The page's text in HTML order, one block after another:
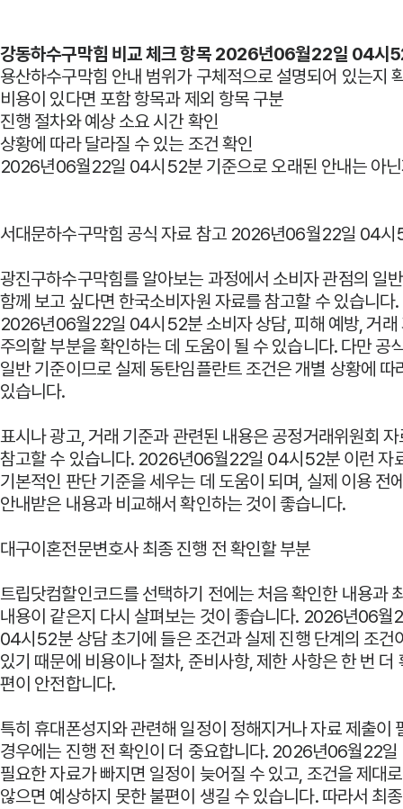
강동하수구막힘 비교 체크 항목 2026년06월22일 04시
용산하수구막힘 안내 범위가 구체적으로 설명되어 있는지
비용이 있다면 포함 항목과 제외 항목 구분
진행 절차와 예상 소요 시간 확인
상황에 따라 달라질 수 있는 조건 확인
2026년06월22일 04시52분 기준으로 오래된 안내는 아
서대문하수구막힘 공식 자료 참고 2026년06월22일 04시
광진구하수구막힘를 알아보는 과정에서 소비자 관점의 일
함께 보고 싶다면 한국소비자원 자료를 참고할 수 있습니다.
2026년06월22일 04시52분 소비자 상담, 피해 예방, 거래
주의할 부분을 확인하는 데 도움이 될 수 있습니다. 다만 공
일반 기준이므로 실제 동탄임플란트 조건은 개별 상황에 따
있습니다.
표시나 광고, 거래 기준과 관련된 내용은 공정거래위원회 자
참고할 수 있습니다. 2026년06월22일 04시52분 이런 자
기본적인 판단 기준을 세우는 데 도움이 되며, 실제 이용 전
안내받은 내용과 비교해서 확인하는 것이 좋습니다.
대구이혼전문변호사 최종 진행 전 확인할 부분
트립닷컴할인코드를 선택하기 전에는 처음 확인한 내용과
내용이 같은지 다시 살펴보는 것이 좋습니다. 2026년06월
04시52분 상담 초기에 들은 조건과 실제 진행 단계의 조건
있기 때문에 비용이나 절차, 준비사항, 제한 사항은 한 번 더
편이 안전합니다.
특히 휴대폰성지와 관련해 일정이 정해지거나 자료 제출이
경우에는 진행 전 확인이 더 중요합니다. 2026년06월22
필요한 자료가 빠지면 일정이 늦어질 수 있고, 조건을 제대
않으면 예상하지 못한 불편이 생길 수 있습니다. 따라서 최